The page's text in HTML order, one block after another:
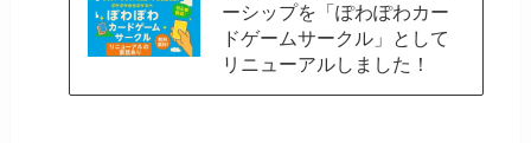
ーシップを「ぽわぽわカー
ドゲームサークル」として
リニューアルしました！